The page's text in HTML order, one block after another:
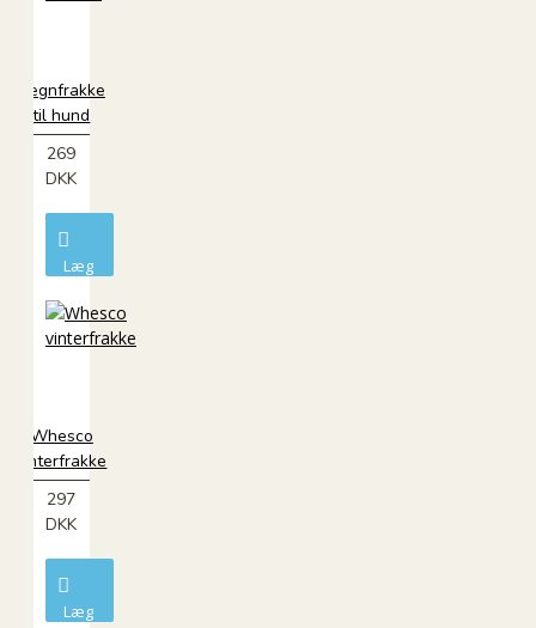
Regnfrakke
til hund
269
DKK
Læg
kurv
Whesco
vinterfrakke
297
DKK
Læg